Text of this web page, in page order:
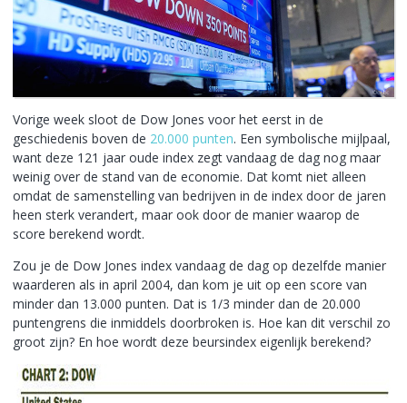
Vorige week sloot de Dow Jones voor het eerst in de
geschiedenis boven de 20.000 punten. Een symbolische mijlpaal,
want deze 121 jaar oude index zegt vandaag de dag nog maar
weinig over de stand van de economie. Dat komt niet alleen
omdat de samenstelling van bedrijven in de index door de jaren
heen sterk verandert, maar ook door de manier waarop de
score berekend wordt.
Zou je de Dow Jones index vandaag de dag op dezelfde manier
waarderen als in april 2004, dan kom je uit op een score van
minder dan 13.000 punten. Dat is 1/3 minder dan de 20.000
puntengrens die inmiddels doorbroken is. Hoe kan dit verschil zo
groot zijn? En hoe wordt deze beursindex eigenlijk berekend?